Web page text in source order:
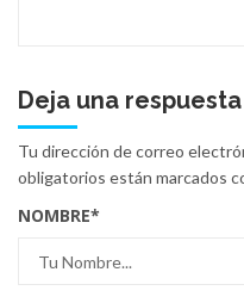
Deja una respuesta
Tu dirección de correo
obligatorios están marcados
NOMBRE*